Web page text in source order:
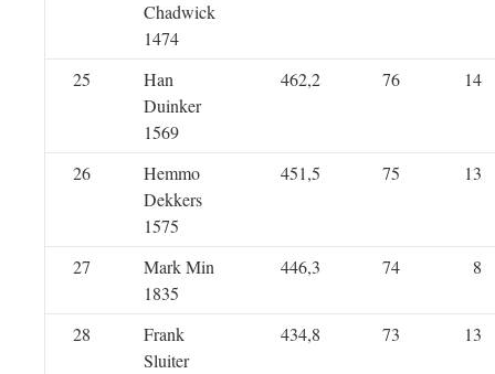
Chadwick
1474
25
Han
Duinker
1569
462,2 76 14
26
Hemmo
Dekkers
1575
451,5 75 13
27
Mark Min
1835
446,3 74 8
28
Frank
Sluiter
434,8 73 13